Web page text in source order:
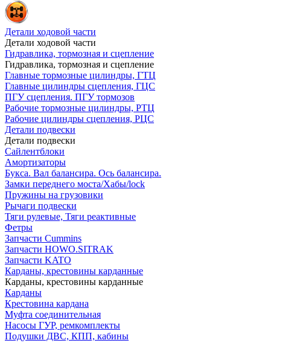
Детали ходовой части
Детали ходовой части
Гидравлика, тормозная и сцепление
Гидравлика, тормозная и сцепление
Главные тормозные цилиндры, ГТЦ
Главные цилиндры сцепления, ГЦС
ПГУ сцепления. ПГУ тормозов
Рабочие тормозные цилиндры, РТЦ
Рабочие цилиндры сцепления, РЦС
Детали подвески
Детали подвески
Cайлентблоки
Амортизаторы
Букса. Вал балансира. Ось балансира.
Замки переднего моста/Хабы/lock
Пружины на грузовики
Рычаги подвески
Тяги рулевые, Тяги реактивные
Фетры
Запчасти Cummins
Запчасти HOWO.SITRAK
Запчасти KATO
Карданы, крестовины карданные
Карданы, крестовины карданные
Карданы
Крестовина кардана
Муфта соединительная
Насосы ГУР, ремкомплекты
Подушки ДВС, КПП, кабины